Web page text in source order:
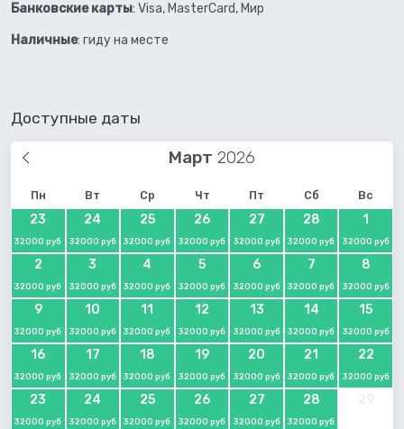
Банковские карты: Visa, MasterCard, Мир
Наличные: гиду на месте
Доступные даты
Март
Пн Вт Ср Чт Пт Сб Вс
23
32000 руб
24
32000 руб
25
32000 руб
26
32000 руб
27
32000 руб
28
32000 руб
1
32000 руб
2
32000 руб
3
32000 руб
4
32000 руб
5
32000 руб
6
32000 руб
7
32000 руб
8
32000 руб
9
32000 руб
10
32000 руб
11
32000 руб
12
32000 руб
13
32000 руб
14
32000 руб
15
32000 руб
16
32000 руб
17
32000 руб
18
32000 руб
19
32000 руб
20
32000 руб
21
32000 руб
22
32000 руб
23
32000 руб
24
32000 руб
25
32000 руб
26
32000 руб
27
32000 руб
28
32000 руб